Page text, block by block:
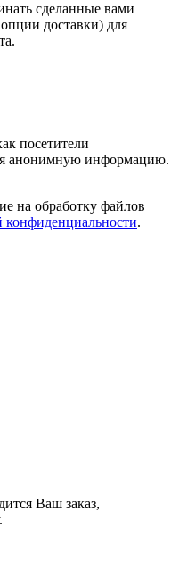
сделанные вами
доставки) для
посетители
анонимную информацию.
на обработку файлов
конфиденциальности.
Ваш заказ,